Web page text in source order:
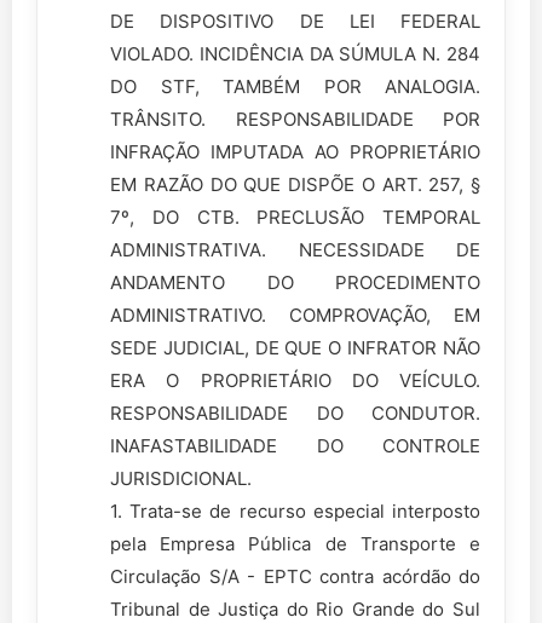
DE DISPOSITIVO DE LEI FEDERAL
VIOLADO. INCIDÊNCIA DA SÚMULA N. 284
DO STF, TAMBÉM POR ANALOGIA.
TRÂNSITO. RESPONSABILIDADE POR
INFRAÇÃO IMPUTADA AO PROPRIETÁRIO
EM RAZÃO DO QUE DISPÕE O ART. 257, §
7º, DO CTB. PRECLUSÃO TEMPORAL
ADMINISTRATIVA. NECESSIDADE DE
ANDAMENTO DO PROCEDIMENTO
ADMINISTRATIVO. COMPROVAÇÃO, EM
SEDE JUDICIAL, DE QUE O INFRATOR NÃO
ERA O PROPRIETÁRIO DO VEÍCULO.
RESPONSABILIDADE DO CONDUTOR.
INAFASTABILIDADE DO CONTROLE
JURISDICIONAL.
1. Trata-se de recurso especial interposto
pela Empresa Pública de Transporte e
Circulação S/A - EPTC contra acórdão do
Tribunal de Justiça do Rio Grande do Sul